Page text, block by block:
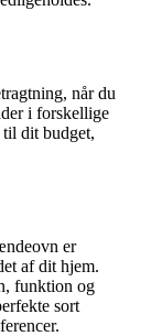
når du
i forskellige
til dit budget,
er
af dit hjem.
funktion og
sort